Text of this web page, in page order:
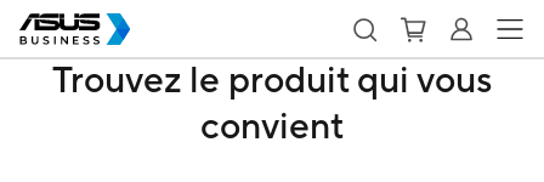
Trouvez le produit qui vous
convient